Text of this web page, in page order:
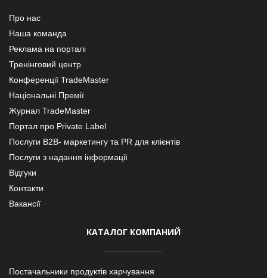
Про нас
Наша команда
Реклама на порталі
Тренінговий центр
Конференції TradeMaster
Національні Премії
Журнал TradeMaster
Портал про Private Label
Послуги В2В- маркетингу та PR для клієнтів
Послуги з надання інформації
Відгуки
Контакти
Вакансії
КАТАЛОГ КОМПАНИЙ
Постачальники продуктів харчування